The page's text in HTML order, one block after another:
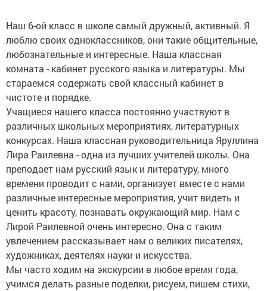
Наш 6-ой класс в школе самый дружный, активный. Я
люблю своих одноклассников, они такие общительные,
любознательные и интересные. Наша классная
комната - кабинет русского языка и литературы. Мы
стараемся содержать свой классный кабинет в
чистоте и порядке.
Учащиеся нашего класса постоянно участвуют в
различных школьных мероприятиях, литературных
конкурсах. Наша классная руководительница Яруллина
Лира Раилевна - одна из лучших учителей школы. Она
преподает нам русский язык и литературу, много
времени проводит с нами, организует вместе с нами
различные интересные мероприятия, учит видеть и
ценить красоту, познавать окружающий мир. Нам с
Лирой Раилевной очень интересно. Она с таким
увлечением рассказывает нам о великих писателях,
художниках, деятелях науки и искусства.
Мы часто ходим на экскурсии в любое время года,
учимся делать разные поделки, рисуем, пишем стихи,